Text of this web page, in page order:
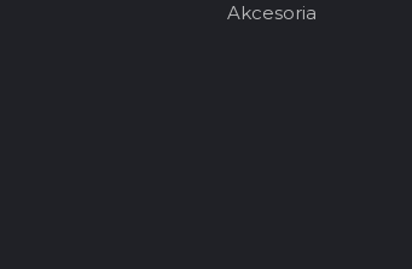
Akcesoria